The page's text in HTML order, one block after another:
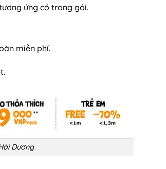
ứng có trong gói.
miễn phí.
Dương